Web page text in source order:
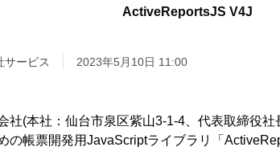
ActiveReportsJS V4J
サービス 2023年5月10日 11:00
社(本社：仙台市泉区紫山3-1-4、代表取締役
の帳票開発用JavaScriptライブラリ「